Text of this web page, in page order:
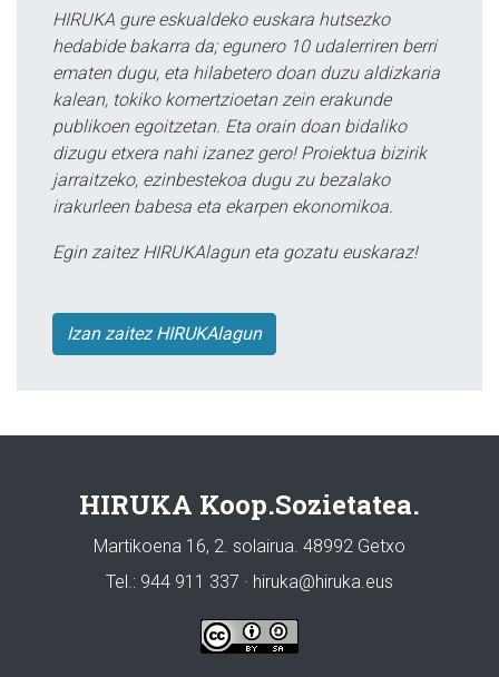
HIRUKA gure eskualdeko euskara hutsezko
hedabide bakarra da; egunero 10 udalerriren berri
ematen dugu, eta hilabetero doan duzu aldizkaria
kalean, tokiko komertzioetan zein erakunde
publikoen egoitzetan. Eta orain doan bidaliko
dizugu etxera nahi izanez gero! Proiektua bizirik
jarraitzeko, ezinbestekoa dugu zu bezalako
irakurleen babesa eta ekarpen ekonomikoa.
Egin zaitez HIRUKAlagun eta gozatu euskaraz!
Izan zaitez HIRUKAlagun
HIRUKA Koop.Sozietatea.
Martikoena 16, 2. solairua. 48992 Getxo
Tel.: 944 911 337 · hiruka@hiruka.eus